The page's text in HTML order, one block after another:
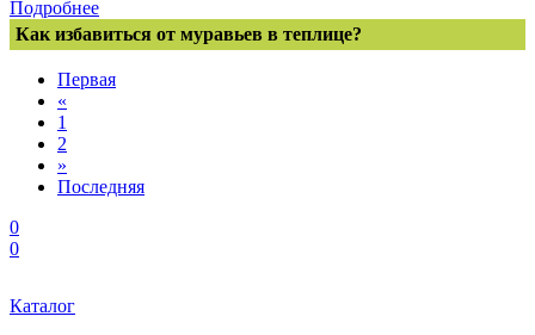
Подробнее
Как избавиться от муравьев в теплице?
Первая
«
1
2
»
Последняя
0
0
Каталог